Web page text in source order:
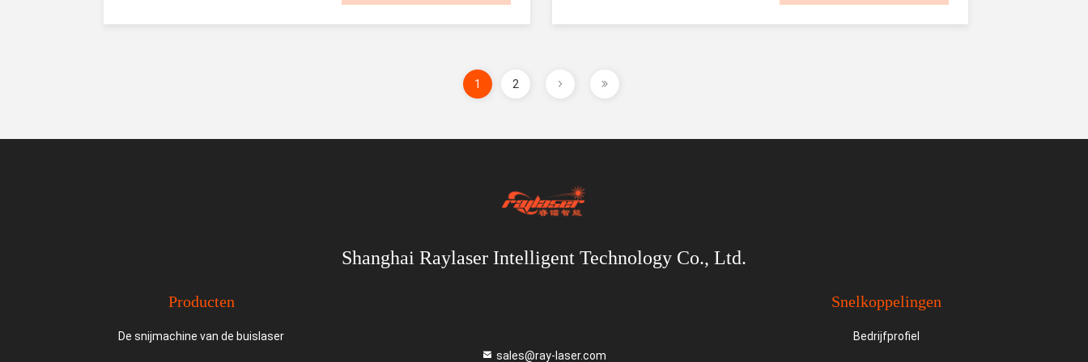
1 2
Shanghai Raylaser Intelligent Technology Co., Ltd.
Producten
De snijmachine van de buislaser
sales@ray-laser.com
Snelkoppelingen
Bedrijfprofiel